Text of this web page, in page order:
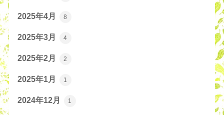
2025年4月 8
2025年3月 4
2025年2月 2
2025年1月 1
2024年12月 1